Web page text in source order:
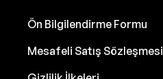
Ön Bilgilendirme Formu
Mesafeli Satış Sözleşmesi